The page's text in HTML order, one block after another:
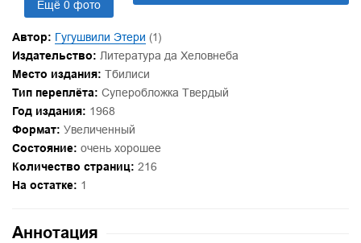
Ещё 0 фото
Автор: Гугушвили Этери (1)
Издательство: Литература да Хеловнеба
Место издания: Тбилиси
Тип переплёта: Суперобложка Твердый
Год издания: 1968
Формат: Увеличенный
Состояние: очень хорошее
Количество страниц: 216
На остатке: 1
Аннотация